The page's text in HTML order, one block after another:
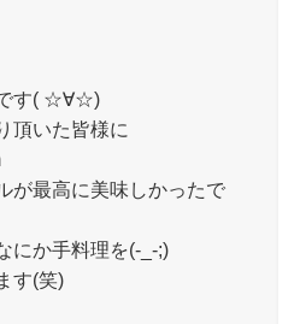
です( ☆∀☆)
頂いた皆様に
が最高に美味しかったで
にか手料理を(-_-;)
す(笑)